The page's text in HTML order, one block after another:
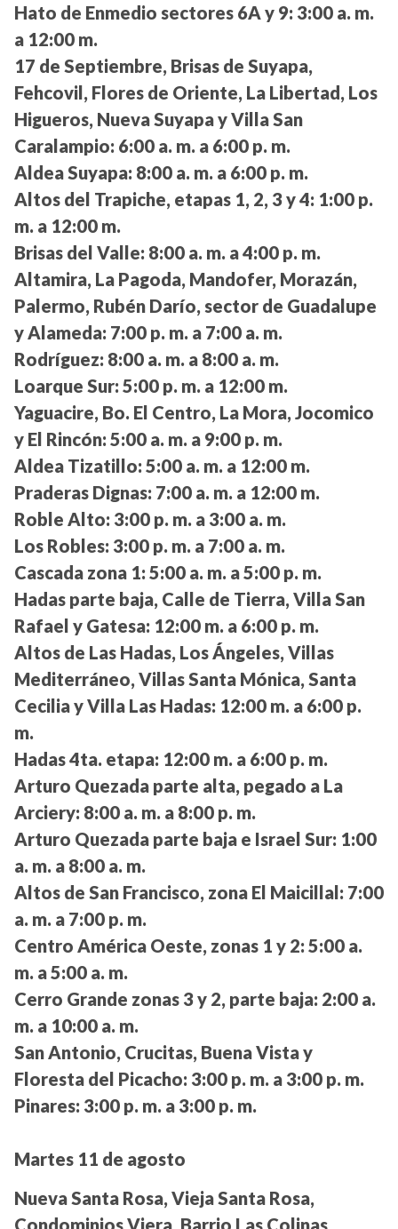
Hato de Enmedio sectores 6A y 9: 3:00 a. m.
a 12:00 m.
17 de Septiembre, Brisas de Suyapa,
Fehcovil, Flores de Oriente, La Libertad, Los
Higueros, Nueva Suyapa y Villa San
Caralampio: 6:00 a. m. a 6:00 p. m.
Aldea Suyapa: 8:00 a. m. a 6:00 p. m.
Altos del Trapiche, etapas 1, 2, 3 y 4: 1:00 p.
m. a 12:00 m.
Brisas del Valle: 8:00 a. m. a 4:00 p. m.
Altamira, La Pagoda, Mandofer, Morazán,
Palermo, Rubén Darío, sector de Guadalupe
y Alameda: 7:00 p. m. a 7:00 a. m.
Rodríguez: 8:00 a. m. a 8:00 a. m.
Loarque Sur: 5:00 p. m. a 12:00 m.
Yaguacire, Bo. El Centro, La Mora, Jocomico
y El Rincón: 5:00 a. m. a 9:00 p. m.
Aldea Tizatillo: 5:00 a. m. a 12:00 m.
Praderas Dignas: 7:00 a. m. a 12:00 m.
Roble Alto: 3:00 p. m. a 3:00 a. m.
Los Robles: 3:00 p. m. a 7:00 a. m.
Cascada zona 1: 5:00 a. m. a 5:00 p. m.
Hadas parte baja, Calle de Tierra, Villa San
Rafael y Gatesa: 12:00 m. a 6:00 p. m.
Altos de Las Hadas, Los Ángeles, Villas
Mediterráneo, Villas Santa Mónica, Santa
Cecilia y Villa Las Hadas: 12:00 m. a 6:00 p.
m.
Hadas 4ta. etapa: 12:00 m. a 6:00 p. m.
Arturo Quezada parte alta, pegado a La
Arciery: 8:00 a. m. a 8:00 p. m.
Arturo Quezada parte baja e Israel Sur: 1:00
a. m. a 8:00 a. m.
Altos de San Francisco, zona El Maicillal: 7:00
a. m. a 7:00 p. m.
Centro América Oeste, zonas 1 y 2: 5:00 a.
m. a 5:00 a. m.
Cerro Grande zonas 3 y 2, parte baja: 2:00 a.
m. a 10:00 a. m.
San Antonio, Crucitas, Buena Vista y
Floresta del Picacho: 3:00 p. m. a 3:00 p. m.
Pinares: 3:00 p. m. a 3:00 p. m.
Martes 11 de agosto
Nueva Santa Rosa, Vieja Santa Rosa,
Condominios Viera, Barrio Las Colinas,